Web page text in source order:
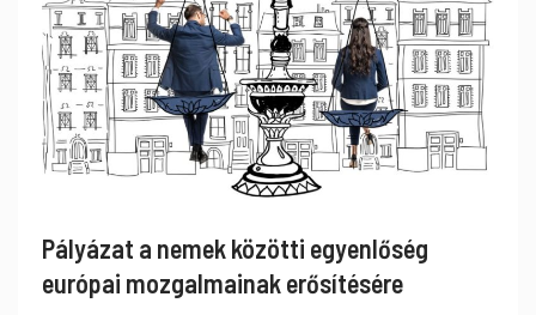
Pályázat a nemek közötti egyenlőség
európai mozgalmainak erősítésére